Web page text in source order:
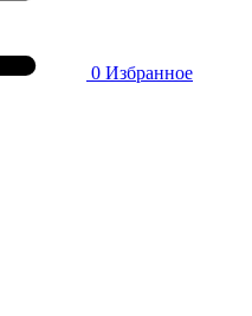
0 Избранное